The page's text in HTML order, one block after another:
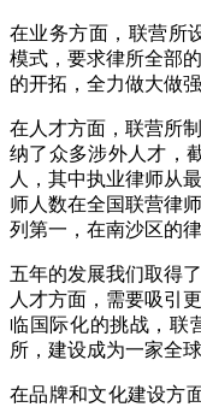
在业务方面，联营所
模式，要求律所全部
的开拓，全力做大做
在人才方面，联营所
纳了众多涉外人才，
人，其中执业律师从
师人数在全国联营律
列第一，在南沙区的
五年的发展我们取得
人才方面，需要吸引
临国际化的挑战，联
所，建设成为一家全
在品牌和文化建设方